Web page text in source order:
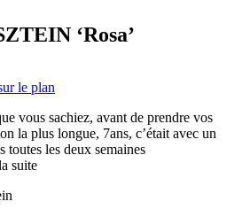
‘Rosa’
le plan
vous sachiez, avant de prendre vos
la plus longue, 7ans, c’était avec un
toutes les deux semaines
suite